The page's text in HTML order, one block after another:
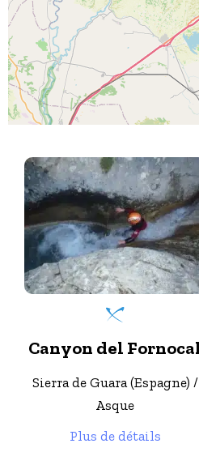
Oscuros Del Balcez
Sierra de Guara (Espagne) /
Bierge
Plus de détails